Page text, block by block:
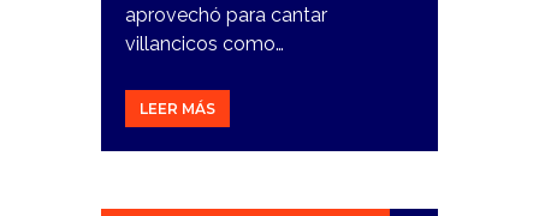
aprovechó para cantar
villancicos como…
LEER MÁS
19